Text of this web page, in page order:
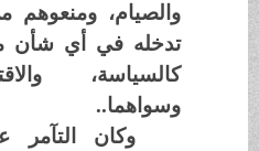
والصيام، ومنعوهم من
تدخله في أي شأن
كالسياسة،
وسواهما..
وكان التآمر